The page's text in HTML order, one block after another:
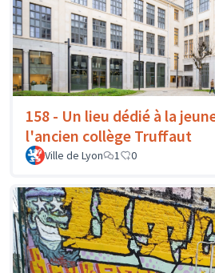
158 - Un lieu dédié à la
l'ancien collège Truffaut
Ville de Lyon 1 0